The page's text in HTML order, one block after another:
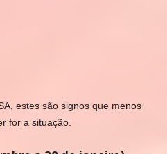
estes são signos que menos
for a situação.